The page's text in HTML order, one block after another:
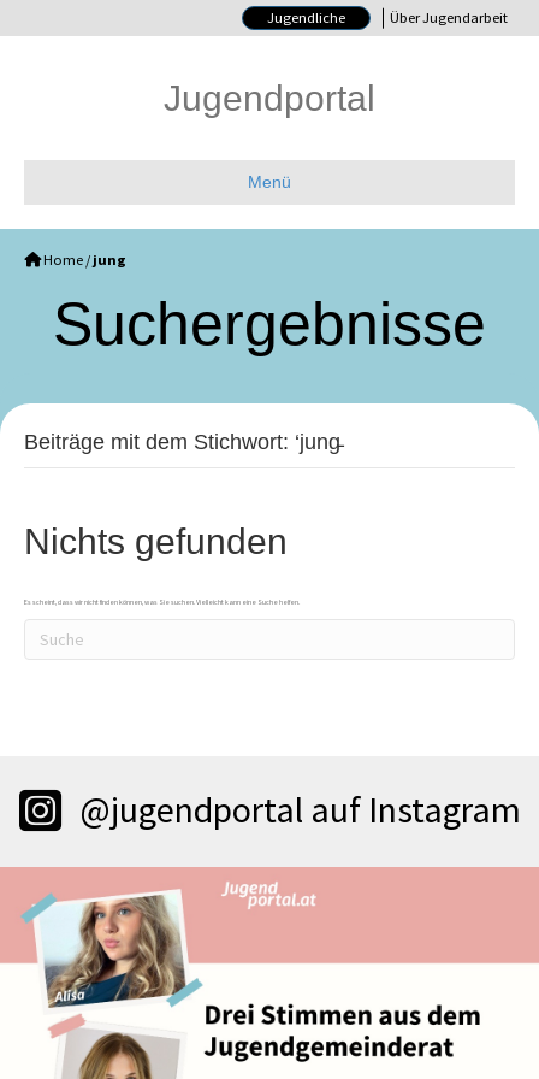
Jugendliche Über Jugendarbeit
Jugendportal
Menü
Home / jung
Such­ergebnisse
Beiträge mit dem Stichwort: ‘jung̵
Nichts gefunden
Es scheint, dass wir nicht finden können, was Sie suchen. Vielleicht kann eine Suche helfen.
@jugendportal auf Instagram